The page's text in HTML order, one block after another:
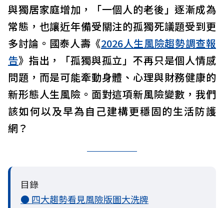
與獨居家庭增加，「一個人的老後」逐漸成為
常態，也讓近年備受關注的孤獨死議題受到更
多討論。國泰人壽《2026人生風險趨勢調查報
告》指出，「孤獨與孤立」不再只是個人情感
問題，而是可能牽動身體、心理與財務健康的
新形態人生風險。面對這項新風險變數，我們
該如何以及早為自己建構更穩固的生活防護
網？
目錄
● 四大趨勢看見風險版圖大洗牌